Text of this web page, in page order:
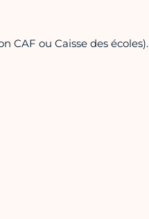
CAF ou Caisse des écoles).